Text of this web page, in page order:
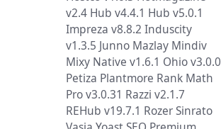
v2.4 Hub v4.4.1 Hub v5.0.1
Impreza v8.8.2 Induscity
v1.3.5 Junno Mazlay Mindiv
Mixy Native v1.6.1 Ohio v3.0.0
Petiza Plantmore Rank Math
Pro v3.0.31 Razzi v2.1.7
REHub v19.7.1 RozerSinrato